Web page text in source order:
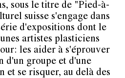
sous le titre de "Pied-à-
suisse s'engage dans
d'expositions dont le
artistes plasticiens
les aider à s'éprouver
d'un groupe et d'une
et se risquer, au delà des